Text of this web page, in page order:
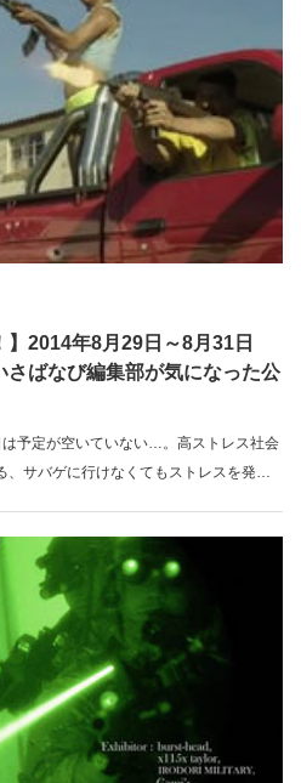
】2014年8月29日～8月31日
ばなび編集部が気になった公
予定が空いていない…。高ストレス社会
、サバゲに行けなくてもストレスを発散